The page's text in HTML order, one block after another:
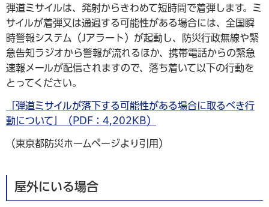
弾道ミサイルは、発射からきわめて短時間で着弾します。ミ
サイルが着弾又は通過する可能性がある場合には、全国瞬
時警報システム（Jアラート）が起動し、防災行政無線や緊
急告知ラジオから警報が流れるほか、携帯電話からの緊急
速報メールが配信されますので、落ち着いて以下の行動を
とってください。
「弾道ミサイルが落下する可能性がある場合に取るべき行
動について」（PDF：4,202KB）
（東京都防災ホームページより引用）
屋外にいる場合